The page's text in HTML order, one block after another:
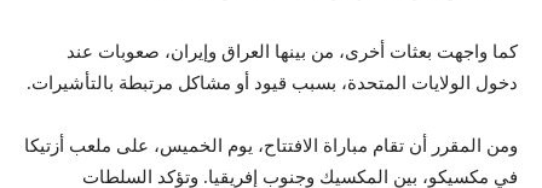
كما واجهت بعثات أخرى، من بينها العراق وإيران، صعوبات عند
دخول الولايات المتحدة، بسبب قيود أو مشاكل مرتبطة بالتأشيرات.
ومن المقرر أن تقام مباراة الافتتاح، يوم الخميس، على ملعب أزتيكا
في مكسيكو، بين المكسيك وجنوب إفريقيا. وتؤكد السلطات